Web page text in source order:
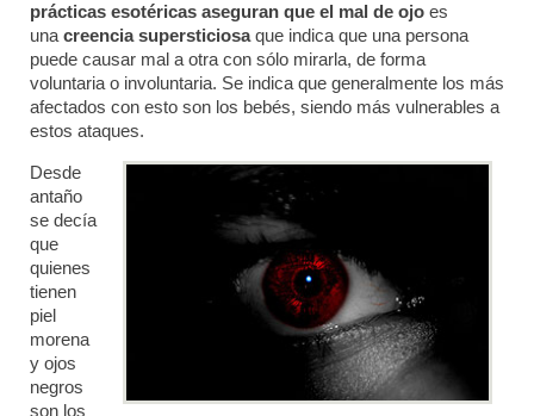
prácticas esotéricas aseguran que el mal de ojo es
una creencia supersticiosaque indica que una persona
puede causar mal a otra con sólo mirarla, de forma
voluntaria o involuntaria. Se indica que generalmente los más
afectados con esto son los bebés, siendo más vulnerables a
estos ataques.
Desde
antaño
se decía
que
quienes
tienen
piel
morena
y ojos
negros
son los